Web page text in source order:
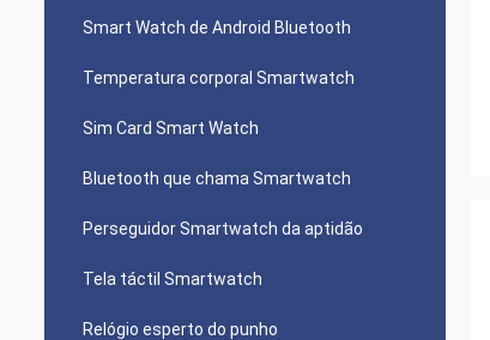
Smart Watch de Android Bluetooth
Temperatura corporal Smartwatch
Sim Card Smart Watch
Bluetooth que chama Smartwatch
Perseguidor Smartwatch da aptidão
Tela táctil Smartwatch
Relógio esperto do punho